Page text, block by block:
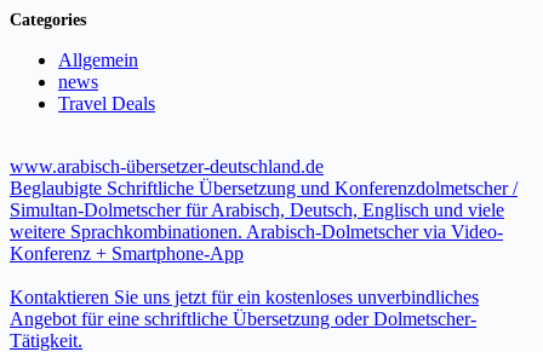
Categories
Allgemein
news
Travel Deals
www.arabisch-übersetzer-deutschland.de
Beglaubigte Schriftliche Übersetzung und Konferenzdolmetscher /
Simultan-Dolmetscher für Arabisch, Deutsch, Englisch und viele
weitere Sprachkombinationen. Arabisch-Dolmetscher via Video-
Konferenz + Smartphone-App
Kontaktieren Sie uns jetzt für ein kostenloses unverbindliches
Angebot für eine schriftliche Übersetzung oder Dolmetscher-
Tätigkeit.